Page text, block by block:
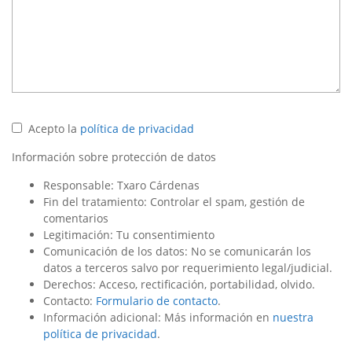
Acepto la política de privacidad
Información sobre protección de datos
Responsable: Txaro Cárdenas
Fin del tratamiento: Controlar el spam, gestión de
comentarios
Legitimación: Tu consentimiento
Comunicación de los datos: No se comunicarán los
datos a terceros salvo por requerimiento legal/judicial.
Derechos: Acceso, rectificación, portabilidad, olvido.
Contacto: Formulario de contacto.
Información adicional: Más información en nuestra
política de privacidad.